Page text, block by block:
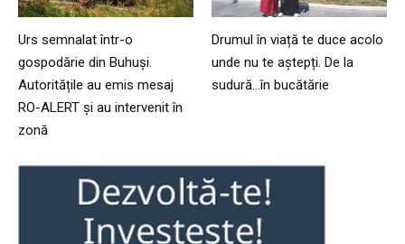
Urs semnalat într-o
gospodărie din Buhuși.
Autoritățile au emis mesaj
RO-ALERT și au intervenit în
zonă
Drumul în viață te duce acolo
unde nu te aștepți. De la
sudură…în bucătărie